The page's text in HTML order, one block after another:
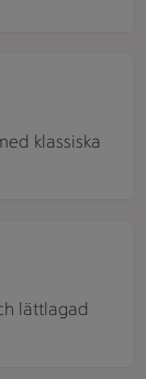
klassiska
lättlagad